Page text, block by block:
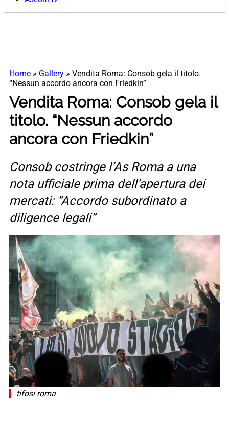
Home » Gallery » Vendita Roma: Consob gela il titolo.
“Nessun accordo ancora con Friedkin”
Vendita Roma: Consob gela il
titolo. “Nessun accordo
ancora con Friedkin”
Consob costringe l’As Roma a una
nota ufficiale prima dell’apertura dei
mercati: “Accordo subordinato a
diligence legali”
tifosi roma